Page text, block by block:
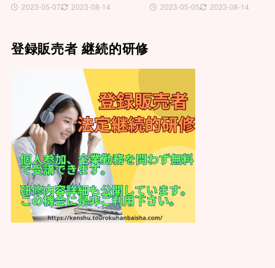
2023-05-07
2023-08-14
2023-05-05
2023-08-14
登録販売者 継続的研修